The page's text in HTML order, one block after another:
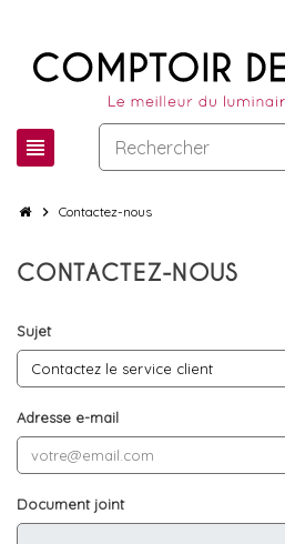
view_headline
chevron_right Contactez-nous
CONTACTEZ-NOUS
Sujet
Adresse e-mail
Document joint